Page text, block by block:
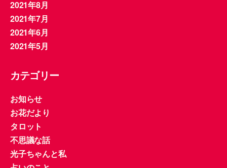
2021年8月
2021年7月
2021年6月
2021年5月
カテゴリー
お知らせ
お花だより
タロット
不思議な話
光子ちゃんと私